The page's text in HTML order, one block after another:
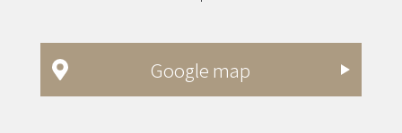
Google map